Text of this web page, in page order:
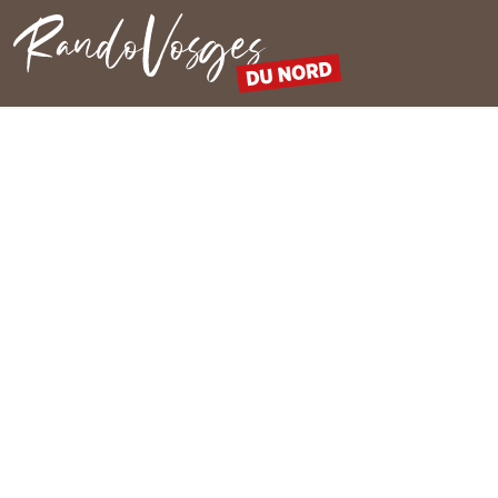
Rando Vosges du Nord